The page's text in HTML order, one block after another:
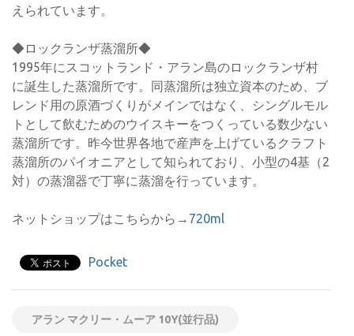
えられています。
◆ロックランザ蒸溜所◆
1995年にスコットランド・アラン島のロックランザ村
に誕生した蒸溜所です。同蒸溜所は独立資本のため、ブ
レンド用の原酒づくりがメインではなく、シングルモル
トとして飲むためのウイスキーをつくっている数少ない
蒸溜所です。昨今世界各地で産声を上げているクラフト
蒸溜所のパイオニアとして知られており、小型の4基（2
対）の蒸溜器で丁寧に蒸溜を行っています。
ネットショップはこちらから→ 720ml
Pocket
アラン マクリー・ムーア 10Y(並行品)